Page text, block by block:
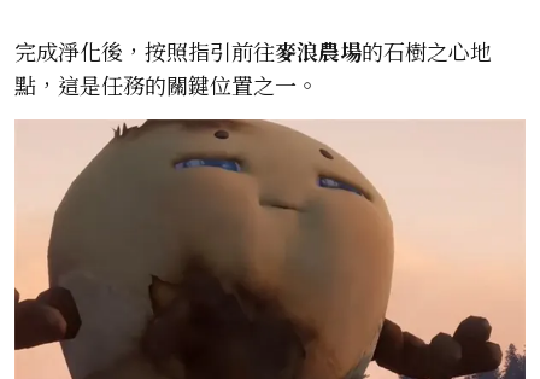
完成淨化後，按照指引前往麥浪農場的石樹之心地
點，這是任務的關鍵位置之一。